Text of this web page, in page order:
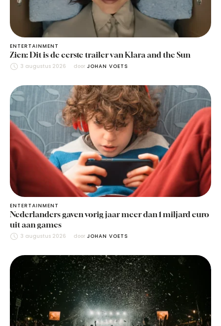
ENTERTAINMENT
Zien: Dit is de eerste trailer van Klara and the Sun
3 augustus 2026 door JOHAN VOETS
ENTERTAINMENT
Nederlanders gaven vorig jaar meer dan 1 miljard euro
uit aan games
3 augustus 2026 door JOHAN VOETS